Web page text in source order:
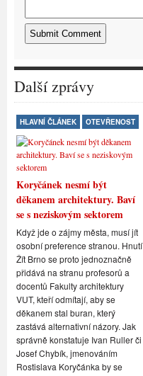
Další zprávy
HLAVNÍ ČLÁNEK OTEVŘENOST
Koryčánek nesmí být
děkanem architektury. Baví
se s neziskovým sektorem
Když jde o zájmy města, musí jít
osobní preference stranou. Hnutí
Žít Brno se proto jednoznačně
přidává na stranu profesorů a
docentů Fakulty architektury
VUT, kteří odmítají, aby se
děkanem stal buran, který
zastává alternativní názory. Jak
správně konstatuje Ivan Ruller či
Josef Chybík, jmenováním
Rostislava Koryčánka by se